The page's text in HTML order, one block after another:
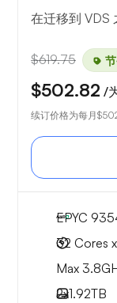
在迁移到 VDS
$619.75
$502.82 /
续订价格为每月
EPYC
32 Cores
Max
2x1.92TB